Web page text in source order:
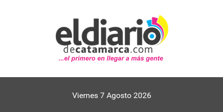
Viernes 7 Agosto 2026